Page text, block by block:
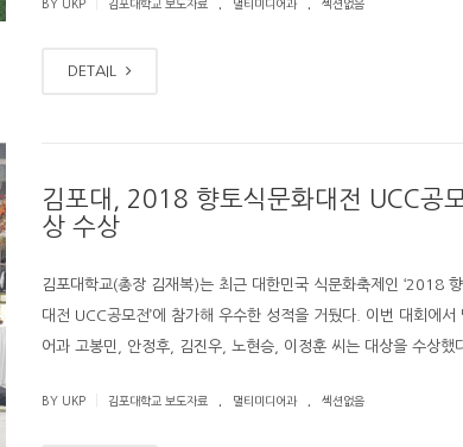
BY UKP 김포대학교 보도자료 멀티미디어과 섹션없음
DETAIL
김포대, 2018 향토식문화대전 UCC공
상 수상
김포대학교(총장 김재복)는 최근 대한민국 식문화축제인 ‘2018
대전 UCC공모전’에 참가해 우수한 성적을 거뒀다. 이번 대회에서
어과 고봉민, 안정후, 김진우, 노현승, 이정훈 씨는 대상을 수상했
BY UKP 김포대학교 보도자료 멀티미디어과 섹션없음